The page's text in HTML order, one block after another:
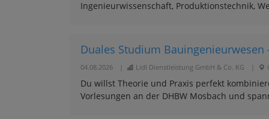
Ingenieurwissenschaft, Produktionstechnik,
Duales Studium
04.08.2026 Lidl Dienstleistung GmbH & Co. KG
Du willst Theorie und Praxis perfekt
Vorlesungen an der DHBW Mosbach und